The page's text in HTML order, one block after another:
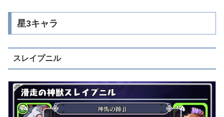
星3キャラ
スレイプニル